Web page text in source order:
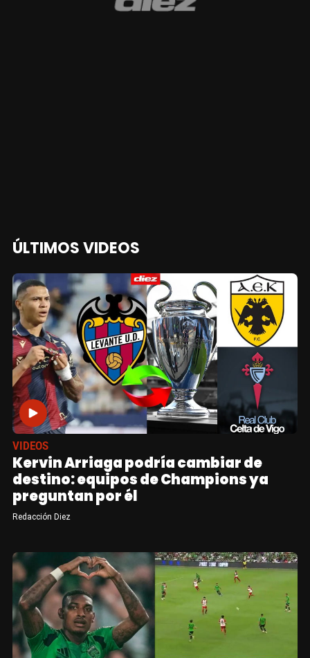
ÚLTIMOS VIDEOS
VIDEOS
Kervin Arriaga podría cambiar de
destino: equipos de Champions ya
preguntan por él
Redacción Diez